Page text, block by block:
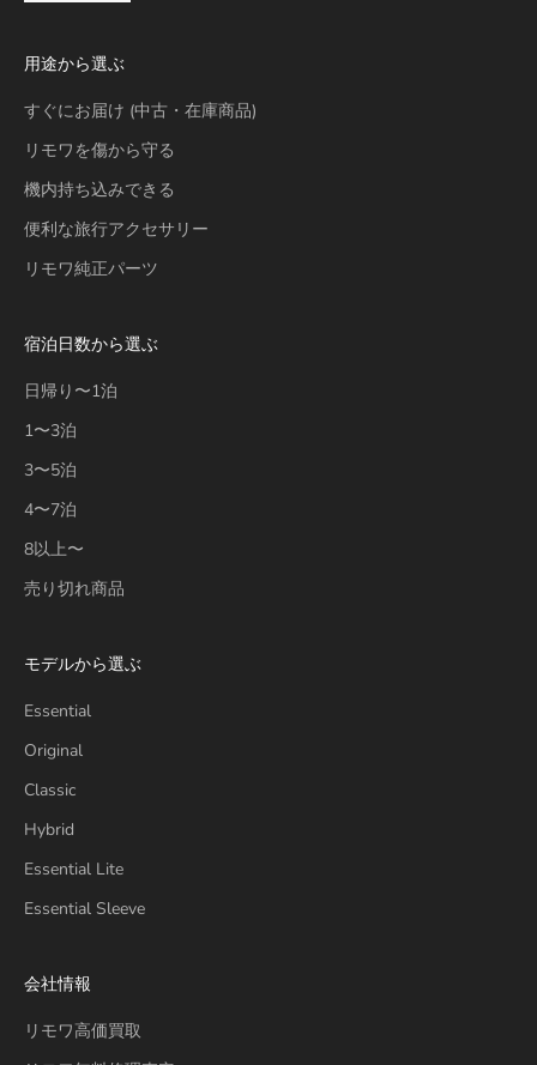
用途から選ぶ
すぐにお届け (中古・在庫商品)
リモワを傷から守る
機内持ち込みできる
便利な旅行アクセサリー
リモワ純正パーツ
宿泊日数から選ぶ
日帰り〜1泊
1〜3泊
3〜5泊
4〜7泊
8以上〜
売り切れ商品
モデルから選ぶ
Essential
Original
Classic
Hybrid
Essential Lite
Essential Sleeve
会社情報
リモワ高価買取